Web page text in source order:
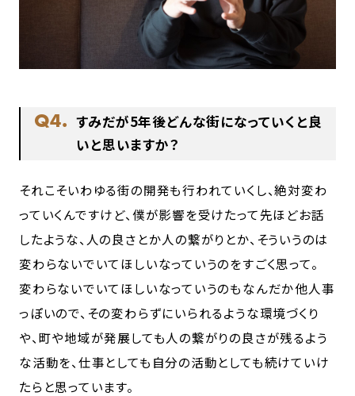
Q4. すみだが5年後どんな街になっていくと良
いと思いますか？
それこそいわゆる街の開発も行われていくし、絶対変わ
っていくんですけど、僕が影響を受けたって先ほどお話
したような、人の良さとか人の繋がりとか、そういうのは
変わらないでいてほしいなっていうのをすごく思って。
変わらないでいてほしいなっていうのもなんだか他人事
っぽいので、その変わらずにいられるような環境づくり
や、町や地域が発展しても人の繋がりの良さが残るよう
な活動を、仕事としても自分の活動としても続けていけ
たらと思っています。